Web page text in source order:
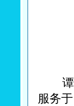
谭怡
服务